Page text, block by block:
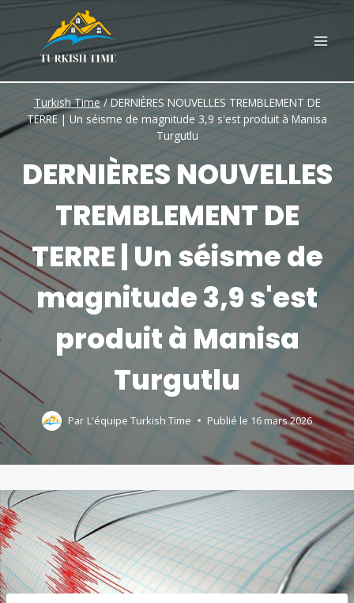
Skip
content
Turkish Time/DERNIÈRES NOUVELLES TREMBLEMENT DE
TERRE | Un séisme de magnitude 3,9 s'est produit à Manisa
Turgutlu
DERNIÈRES NOUVELLES
TREMBLEMENT DE
TERRE | Un séisme de
magnitude 3,9 s'est
produit à Manisa
Turgutlu
Par L'équipe Turkish Time Publié le 16 mars 2026